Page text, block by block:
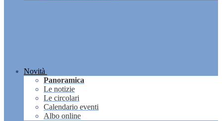
Novità
Panoramica
Le notizie
Le circolari
Calendario eventi
Albo online